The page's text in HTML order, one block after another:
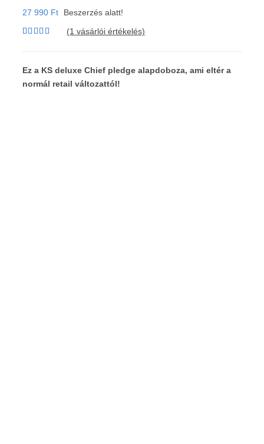
27 990 Ft Beszerzés alatt!
értékelés
(1 vásárlói értékelés)
Ez a KS deluxe Chief pledge alapdoboza, ami eltér a
normál retail változattól!